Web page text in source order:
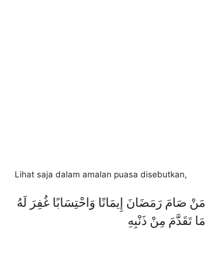
Lihat saja dalam amalan puasa disebutkan,
مَنْ صَامَ رَمَضَانَ إِيمَانًا وَاحْتِسَابًا غُفِرَ لَهُ
مَا تَقَدَّمَ مِنْ ذَنْبِهِ